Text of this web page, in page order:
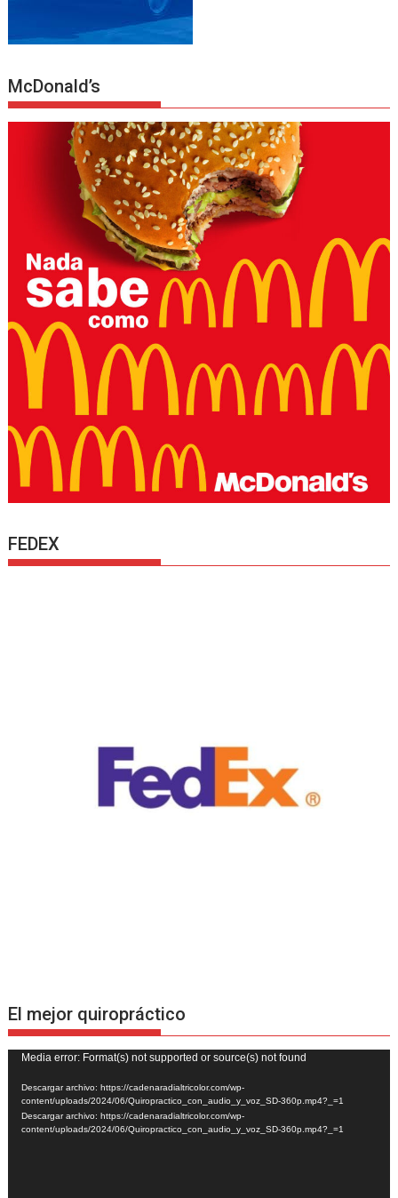
McDonald’s
FEDEX
El mejor quiropráctico
Reproductor
de
vídeo
Media error: Format(s) not supported or source(s) not found
Descargar archivo: https://cadenaradialtricolor.com/wp-
content/uploads/2024/06/Quiropractico_con_audio_y_voz_SD-360p.mp4?_=1
Descargar archivo: https://cadenaradialtricolor.com/wp-
content/uploads/2024/06/Quiropractico_con_audio_y_voz_SD-360p.mp4?_=1